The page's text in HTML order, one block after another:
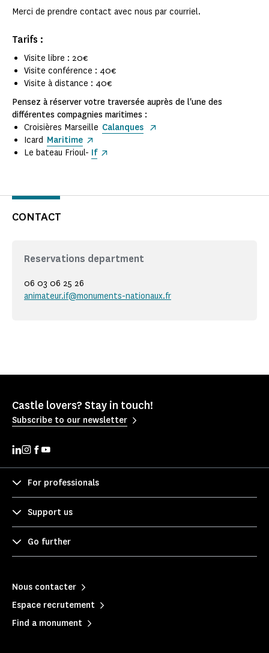
Merci de prendre contact avec nous par courriel.
Tarifs :
Visite libre : 20€
Visite conférence : 40€
Visite à distance : 40€
Pensez à réserver votre traversée auprès de l'une des
différentes compagnies maritimes :
Croisières Marseille Calanques
Icard Maritime
Le bateau Frioul- If
CONTACT
Reservations department
06 03 06 25 26
animateur.if@monuments-nationaux.fr
Castle lovers? Stay in touch!
Subscribe to our newsletter
For professionals
Support us
Go further
Nous contacter
Espace recrutement
Find a monument